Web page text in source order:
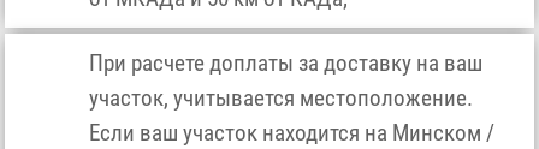
При расчете доплаты за доставку на ваш
участок, учитывается местоположение.
Если ваш участок находится на Минском /